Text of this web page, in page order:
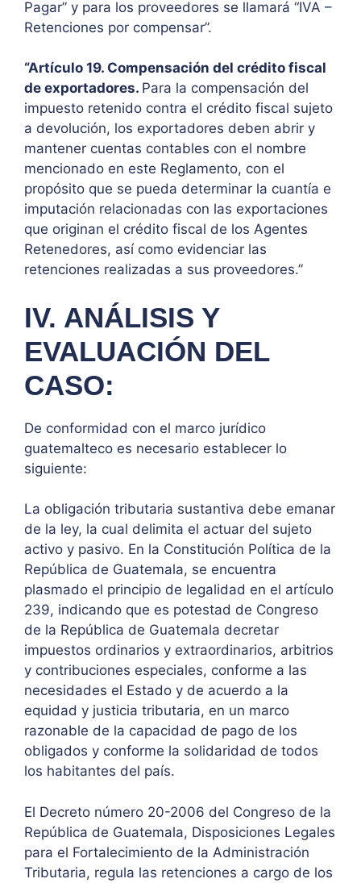
Pagar” y para los proveedores se llamará “IVA –
Retenciones por compensar”.
“Artículo 19. Compensación del crédito fiscal
de exportadores. Para la compensación del
impuesto retenido contra el crédito fiscal sujeto
a devolución, los exportadores deben abrir y
mantener cuentas contables con el nombre
mencionado en este Reglamento, con el
propósito que se pueda determinar la cuantía e
imputación relacionadas con las exportaciones
que originan el crédito fiscal de los Agentes
Retenedores, así como evidenciar las
retenciones realizadas a sus proveedores.”
IV. ANÁLISIS Y
EVALUACIÓN DEL
CASO:
De conformidad con el marco jurídico
guatemalteco es necesario establecer lo
siguiente:
La obligación tributaria sustantiva debe emanar
de la ley, la cual delimita el actuar del sujeto
activo y pasivo. En la Constitución Política de la
República de Guatemala, se encuentra
plasmado el principio de legalidad en el artículo
239, indicando que es potestad de Congreso
de la República de Guatemala decretar
impuestos ordinarios y extraordinarios, arbitrios
y contribuciones especiales, conforme a las
necesidades el Estado y de acuerdo a la
equidad y justicia tributaria, en un marco
razonable de la capacidad de pago de los
obligados y conforme la solidaridad de todos
los habitantes del país.
El Decreto número 20-2006 del Congreso de la
República de Guatemala, Disposiciones Legales
para el Fortalecimiento de la Administración
Tributaria, regula las retenciones a cargo de los